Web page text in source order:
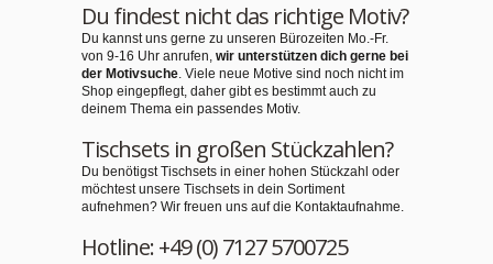
Du findest nicht das richtige Motiv?
Du kannst uns gerne zu unseren Bürozeiten Mo.-Fr.
von 9-16 Uhr anrufen, wir unterstützen dich gerne bei
der Motivsuche. Viele neue Motive sind noch nicht im
Shop eingepflegt, daher gibt es bestimmt auch zu
deinem Thema ein passendes Motiv.
Tischsets in großen Stückzahlen?
Du benötigst Tischsets in einer hohen Stückzahl oder
möchtest unsere Tischsets in dein Sortiment
aufnehmen? Wir freuen uns auf die Kontaktaufnahme.
Hotline: +49 (0) 7127 5700725